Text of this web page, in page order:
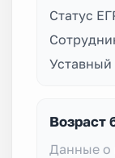
Статус
Уставный
Возраст
Данные о